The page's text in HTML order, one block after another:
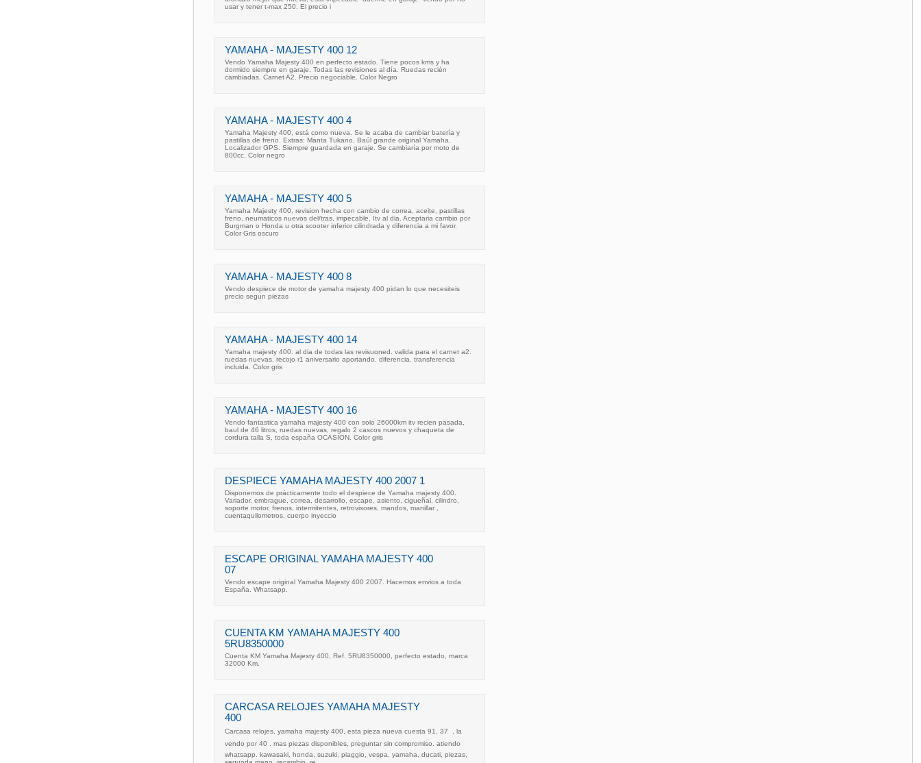
usar y tener t-max 250. El precio i
YAMAHA - MAJESTY 400 12
Vendo Yamaha Majesty 400 en perfecto estado. Tiene pocos kms y ha
dormido siempre en garaje. Todas las revisiones al día. Ruedas recién
cambiadas. Carnet A2. Precio negociable. Color Negro
YAMAHA - MAJESTY 400 4
Yamaha Majesty 400, está como nueva. Se le acaba de cambiar batería y
pastillas de freno. Extras: Manta Tukano, Baúl grande original Yamaha,
Localizador GPS. Siempre guardada en garaje. Se cambiaría por moto de
800cc. Color negro
YAMAHA - MAJESTY 400 5
Yamaha Majesty 400, revision hecha con cambio de correa, aceite, pastillas
freno, neumaticos nuevos del/tras, impecable, Itv al dia. Aceptaria cambio por
Burgman o Honda u otra scooter inferior cilindrada y diferencia a mi favor.
Color Gris oscuro
YAMAHA - MAJESTY 400 8
Vendo despiece de motor de yamaha majesty 400 pidan lo que necesiteis
precio segun piezas
YAMAHA - MAJESTY 400 14
Yamaha majesty 400. al dia de todas las revisuoned. valida para el carnet a2.
ruedas nuevas. recojo r1 aniversario aportando. diferencia. transferencia
incluida. Color gris
YAMAHA - MAJESTY 400 16
Vendo fantastica yamaha majesty 400 con solo 26000km itv recien pasada,
baul de 46 litros, ruedas nuevas, regalo 2 cascos nuevos y chaqueta de
cordura talla S, toda españa OCASION. Color gris
DESPIECE YAMAHA MAJESTY 400 2007 1
Disponemos de prácticamente todo el despiece de Yamaha majesty 400.
Variador, embrague, correa, desarrollo, escape, asiento, cigueñal, cilindro,
soporte motor, frenos, intermitentes, retrovisores, mandos, manillar ,
cuentaquilometros, cuerpo inyeccio
ESCAPE ORIGINAL YAMAHA MAJESTY 400
07
Vendo escape original Yamaha Majesty 400 2007. Hacemos envios a toda
España. Whatsapp.
CUENTA KM YAMAHA MAJESTY 400
5RU8350000
Cuenta KM Yamaha Majesty 400, Ref. 5RU8350000, perfecto estado, marca
32000 Km.
CARCASA RELOJES YAMAHA MAJESTY
400
Carcasa relojes, yamaha majesty 400, esta pieza nueva cuesta 91, 37  , la
vendo por 40 . mas piezas disponibles, preguntar sin compromiso. atiendo
whatsapp. kawasaki, honda, suzuki, piaggio, vespa, yamaha, ducati, piezas,